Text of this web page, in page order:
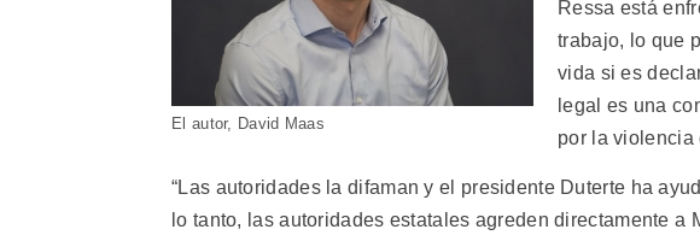
El autor, David Maas
Ressa está
trabajo, lo que
vida si es
legal es una
por la violencia
“Las autoridades la difaman y el presidente Duterte ha
lo tanto, las autoridades estatales agreden directamente